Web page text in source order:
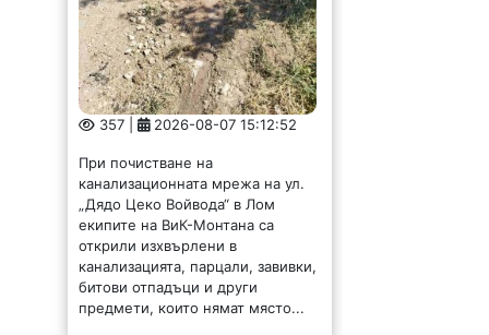
357 | 2026-08-07 15:12:52
При почистване на
канализационната мрежа на ул.
„Дядо Цеко Войвода“ в Лом
екипите на ВиК-Монтана са
открили изхвърлени в
канализацията, парцали, завивки,
битови отпадъци и други
предмети, които нямат място...